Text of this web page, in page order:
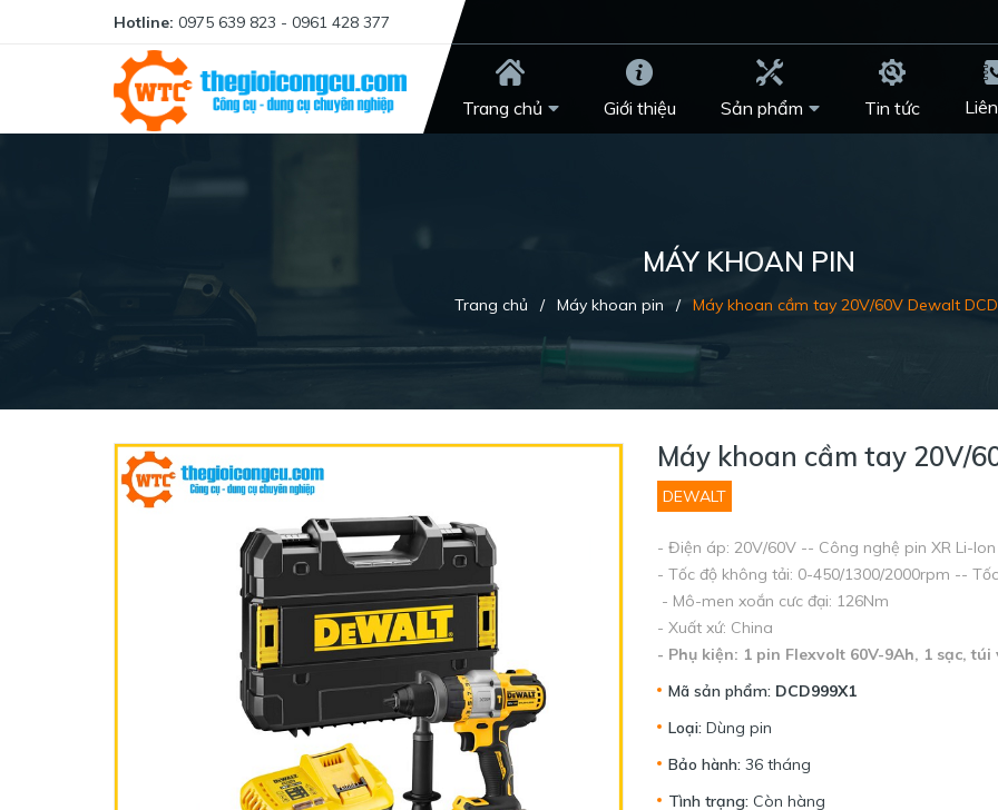
Hotline: 0975 639 823 - 0961 428 377
Trang chủ Giới thiệu Sản phẩm Tin tức
MÁY KHOAN PIN
Trang chủ / Máy khoan pin / Máy khoan cầm tay 20V/60V Dewalt
Máy khoan cầm tay 20V/
DEWALT
- Điện áp: 20V/60V -- Công nghệ pin XR Li-
- Tốc độ không tải: 0-450/1300/2000rpm --
- Mô-men xoắn cưc đại: 126Nm
- Xuất xứ: China
- Phụ kiện: 1 pin Flexvolt 60V-9Ah, 1 sạc, túi
Mã sản phẩm: DCD999X1
Loại: Dùng pin
Bảo hành: 36 tháng
Tình trạng: Còn hàng